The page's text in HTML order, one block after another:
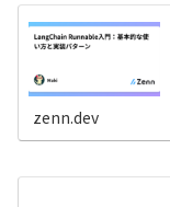
zenn.dev